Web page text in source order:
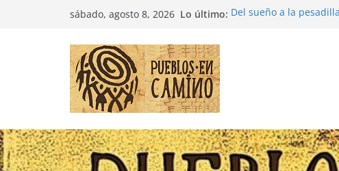
sábado, agosto 8, 2026 Lo último: Del sueño a la